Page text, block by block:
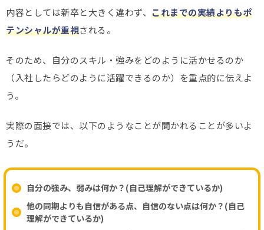
内容としては新卒と大きく違わず、 これまでの実績よりもポ
テンシャルが重視される。
そのため、自分のスキル・強みをどのように活かせるのか
（入社したらどのように活躍できるのか）を重点的に伝えよ
う。
実際の面接では、以下のようなことが聞かれることが多いよ
うだ。
自分の強み、弱みは何か？(自己理解ができているか)
他の同期よりも自信がある点、自信のない点は何か？(自己
理解ができているか)